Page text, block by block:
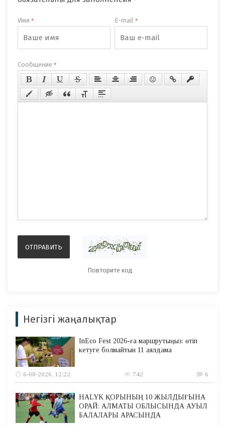
Имя * E-mail*
Сообщение *
Негізгі жаңалықтар
InEco Fest 2026-ға маршрутыңыз: өтіп
кетуге болмайтын 11 аялдама
6-08-2026, 12:22 742 6
HALYK ҚОРЫНЫҢ 10 ЖЫЛДЫҒЫНА
ОРАЙ: АЛМАТЫ ОБЛЫСЫНДА АУЫЛ
БАЛАЛАРЫ АРАСЫНДА